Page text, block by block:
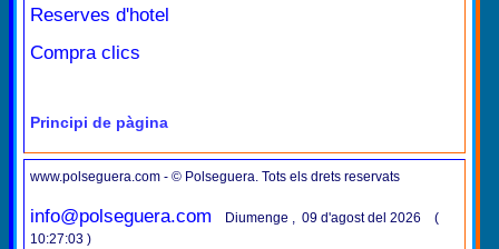
Reserves d'hotel
Compra clics
Principi de pàgina
www.polseguera.com - © Polseguera. Tots els drets reservats
info@polseguera.com
Diumenge , 09 d'agost del 2026 (
10:27:03 )